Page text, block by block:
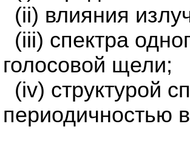
(ii) влияния
(iii) спектра
голосовой щели;
(iv) структурой
периодичностью